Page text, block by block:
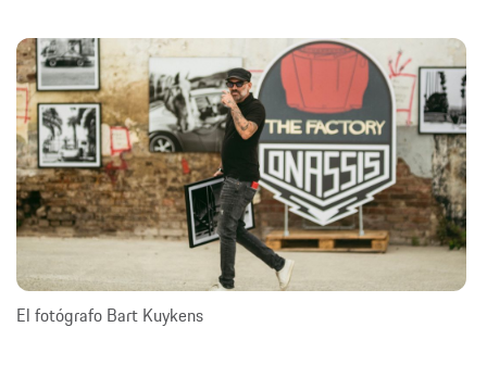
El fotógrafo Bart Kuykens